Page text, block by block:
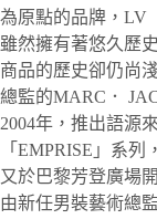
為原點的品牌，LV
雖然擁有著悠久歷
商品的歷史卻仍尚
總監的MARC．
2004年，推出語源
「EMPRISE」系
又於巴黎芳登廣場
由新任男裝藝術總